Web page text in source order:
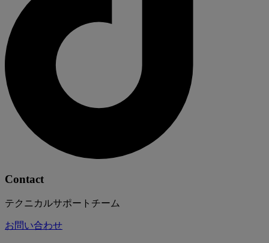
Contact
テクニカルサポートチーム
お問い合わせ